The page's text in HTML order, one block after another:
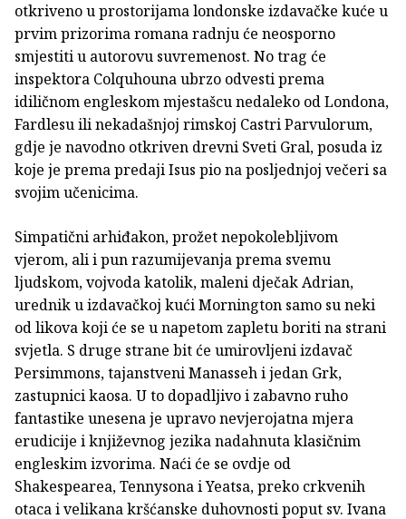
otkriveno u prostorijama londonske izdavačke kuće u
prvim prizorima romana radnju će neosporno
smjestiti u autorovu suvremenost. No trag će
inspektora Colquhouna ubrzo odvesti prema
idiličnom engleskom mjestašcu nedaleko od Londona,
Fardlesu ili nekadašnjoj rimskoj Castri Parvulorum,
gdje je navodno otkriven drevni Sveti Gral, posuda iz
koje je prema predaji Isus pio na posljednjoj večeri sa
svojim učenicima.
Simpatični arhiđakon, prožet nepokolebljivom
vjerom, ali i pun razumijevanja prema svemu
ljudskom, vojvoda katolik, maleni dječak Adrian,
urednik u izdavačkoj kući Mornington samo su neki
od likova koji će se u napetom zapletu boriti na strani
svjetla. S druge strane bit će umirovljeni izdavač
Persimmons, tajanstveni Manasseh i jedan Grk,
zastupnici kaosa. U to dopadljivo i zabavno ruho
fantastike unesena je upravo nevjerojatna mjera
erudicije i književnog jezika nadahnuta klasičnim
engleskim izvorima. Naći će se ovdje od
Shakespearea, Tennysona i Yeatsa, preko crkvenih
otaca i velikana kršćanske duhovnosti poput sv. Ivana